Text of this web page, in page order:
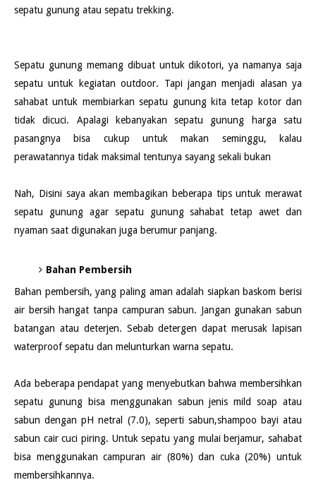
sepatu gunung atau sepatu trekking.
Sepatu gunung memang dibuat untuk dikotori, ya namanya saja
sepatu untuk kegiatan outdoor. Tapi jangan menjadi alasan ya
sahabat untuk membiarkan sepatu gunung kita tetap kotor dan
tidak dicuci. Apalagi kebanyakan sepatu gunung harga satu
pasangnya bisa cukup untuk makan seminggu, kalau
perawatannya tidak maksimal tentunya sayang sekali bukan
Nah, Disini saya akan membagikan beberapa tips untuk merawat
sepatu gunung agar sepatu gunung sahabat tetap awet dan
nyaman saat digunakan juga berumur panjang.
Bahan Pembersih
Bahan pembersih, yang paling aman adalah siapkan baskom berisi
air bersih hangat tanpa campuran sabun. Jangan gunakan sabun
batangan atau deterjen. Sebab detergen dapat merusak lapisan
waterproof sepatu dan melunturkan warna sepatu.
Ada beberapa pendapat yang menyebutkan bahwa membersihkan
sepatu gunung bisa menggunakan sabun jenis mild soap atau
sabun dengan pH netral (7.0), seperti sabun,shampoo bayi atau
sabun cair cuci piring. Untuk sepatu yang mulai berjamur, sahabat
bisa menggunakan campuran air (80%) dan cuka (20%) untuk
membersihkannya.